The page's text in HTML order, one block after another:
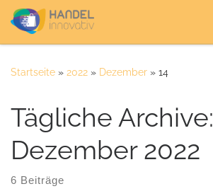
Zum Inhalt springen
Startseite » 2022 » Dezember » 14
Tägliche Archive:
Dezember 2022
6 Beiträge